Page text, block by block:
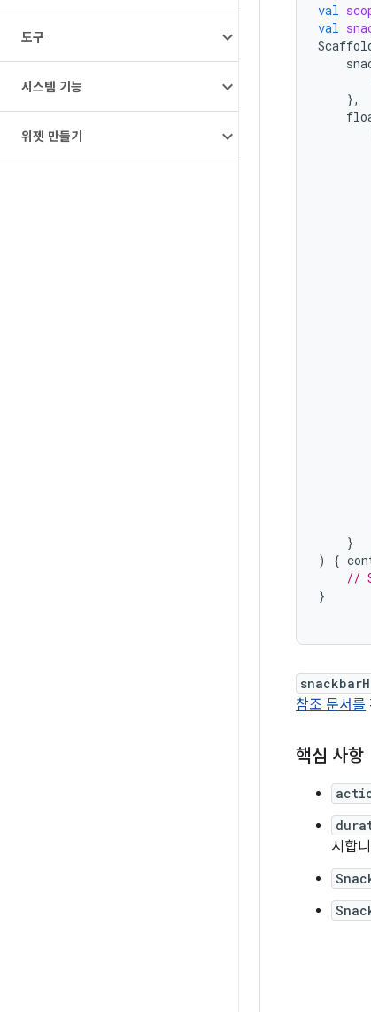
도구
시스템 기능
위젯 만들기
val
val
},
}
)
{
//
}
참조 문서를
핵심 사항
시합